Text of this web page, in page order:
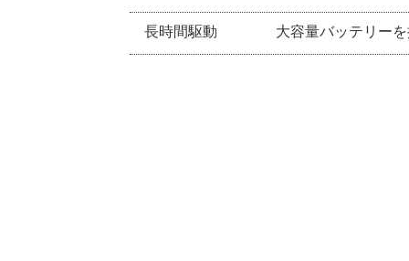
長時間駆動 大容量バッテリー